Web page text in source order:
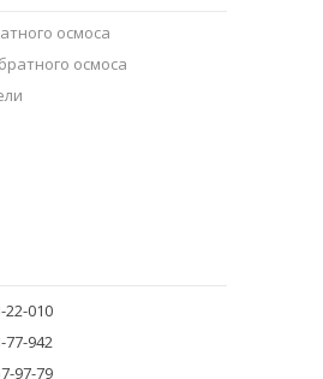
осмоса
осмоса
22-010
77-942
97-79